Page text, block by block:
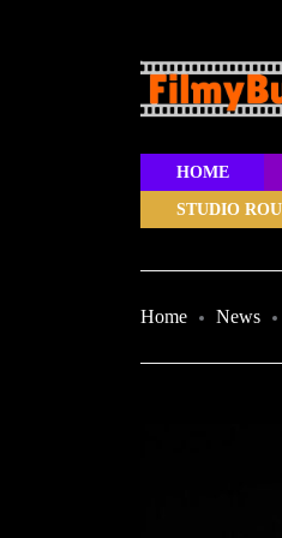
HOME
STUDIO
Home News